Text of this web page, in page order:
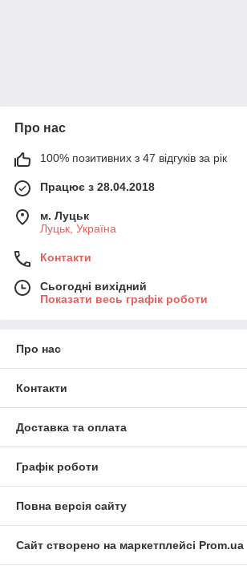
Про нас
100% позитивних з 47 відгуків за рік
Працює з 28.04.2018
м. Луцьк
Луцьк, Україна
Контакти
Сьогодні вихідний
Показати весь графік роботи
Про нас
Контакти
Доставка та оплата
Графік роботи
Повна версія сайту
Сайт створено на маркетплейсі Prom.ua